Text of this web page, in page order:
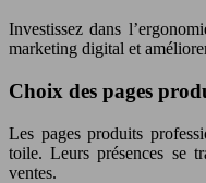
Investissez dans
marketing digital et
Choix des pages
Les pages produits
toile. Leurs présences se
ventes.